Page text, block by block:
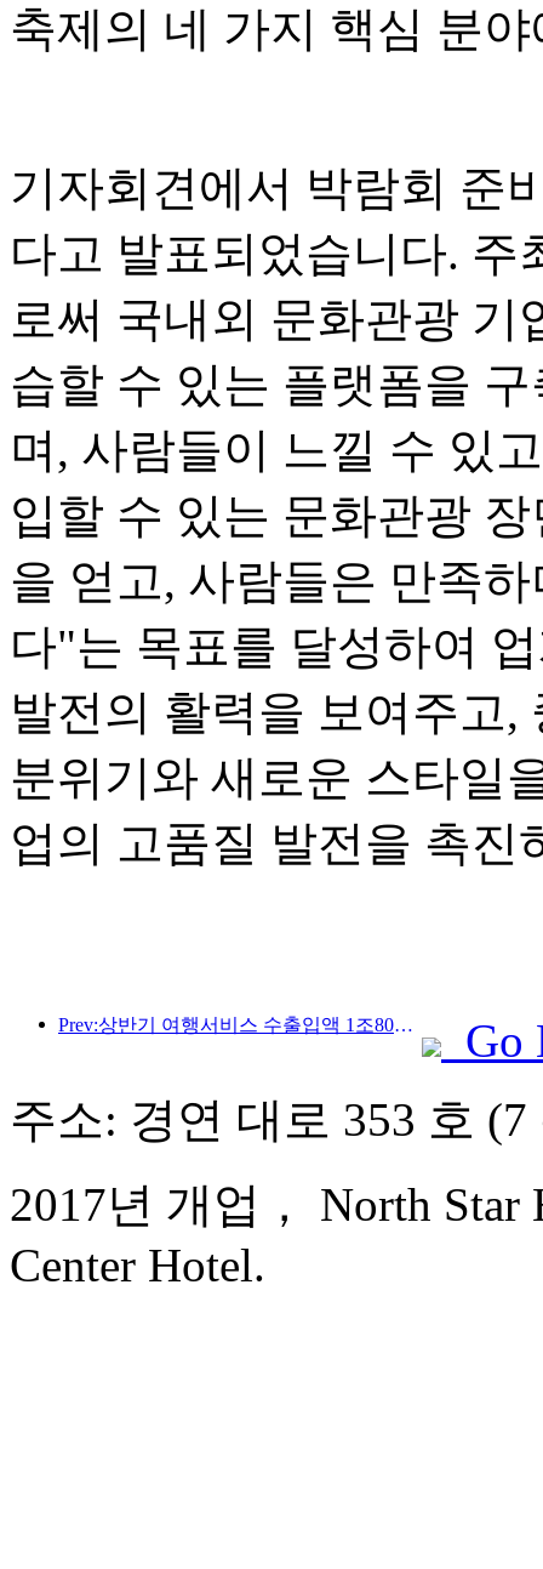
축제의 네 가지 핵심 분
기자회견에서 박람회 준
다고 발표되었습니다.
로써 국내외 문화관광
습할 수 있는 플랫폼을
며, 사람들이 느낄 수 있
입할 수 있는 문화관광
을 얻고, 사람들은 만족
다"는 목표를 달성하여
발전의 활력을 보여주고
분위기와 새로운 스타일
업의 고품질 발전을 촉진
Prev:상반기 여행서비스 수출입액 1조802억9000만위안 기록
Go
주소: 경연 대로 353 호
2017년 개업， North Star
Center Hotel.